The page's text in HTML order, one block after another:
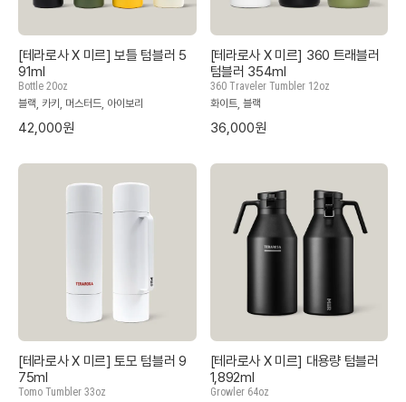
[테라로사 X 미르] 보틀 텀블러 5
91ml
Bottle 20oz
블랙, 카키, 머스터드, 아이보리
42,000원
[테라로사 X 미르] 360 트래블러
텀블러 354ml
360 Traveler Tumbler 12oz
화이트, 블랙
36,000원
[테라로사 X 미르] 토모 텀블러 9
75ml
Tomo Tumbler 33oz
[테라로사 X 미르] 대용량 텀블러
1,892ml
Growler 64oz